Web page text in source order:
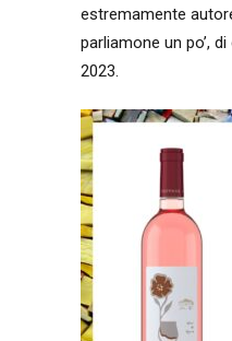
estremamente
parliamone un po’,
2023.